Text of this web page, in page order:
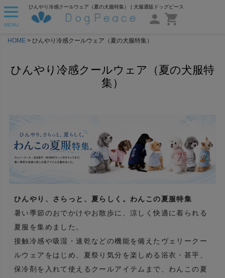
MENU
ひんやり冷感クールウェア（夏の犬服特集） | 犬服通販ドッグピース
HOME ひんやり冷感クールウェア（夏の犬服特集）
ひんやり冷感クールウェア（夏の犬服特
集）
ひんやり、さらっと、夏らしく。わんこの夏服特集
暑い季節のおでかけやお散歩に、涼しく快適に着られる
夏服を集めました。
接触冷感や吸湿・速乾などの機能を備えたヴェリークー
ルウェアをはじめ、夏祭り気分を楽しめる浴衣・甚平、
保冷剤を入れて使えるクールアイテムまで、わんこの夏